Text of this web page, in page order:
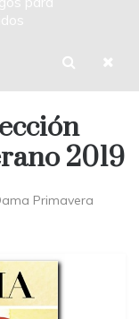
2019
Primavera